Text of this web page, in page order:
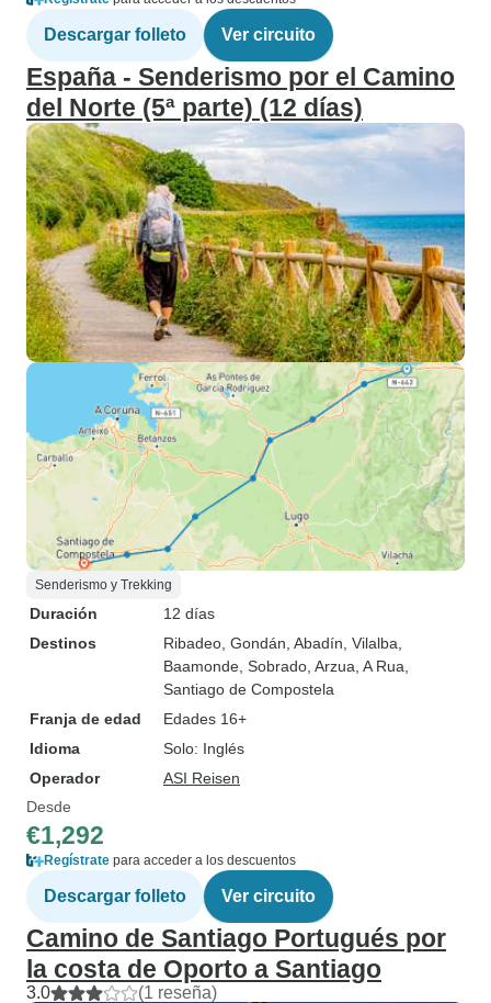
Descargar folleto Ver circuito
España - Senderismo por el Camino
del Norte (5ª parte) (12 días)
Senderismo y Trekking
Duración
12 días
Destinos
Ribadeo , Gondán , Abadín , Vilalba
Baamonde , Sobrado , Arzua , A Rua
Santiago de Compostela
Franja de edad
Edades 16+
Idioma
Solo: Inglés
Operador
ASI Reisen
Desde
€1,292
Regístrate para acceder a los descuentos
Descargar folleto Ver circuito
Camino de Santiago Portugués por
la costa de Oporto a Santiago
3.0 (1 reseña)